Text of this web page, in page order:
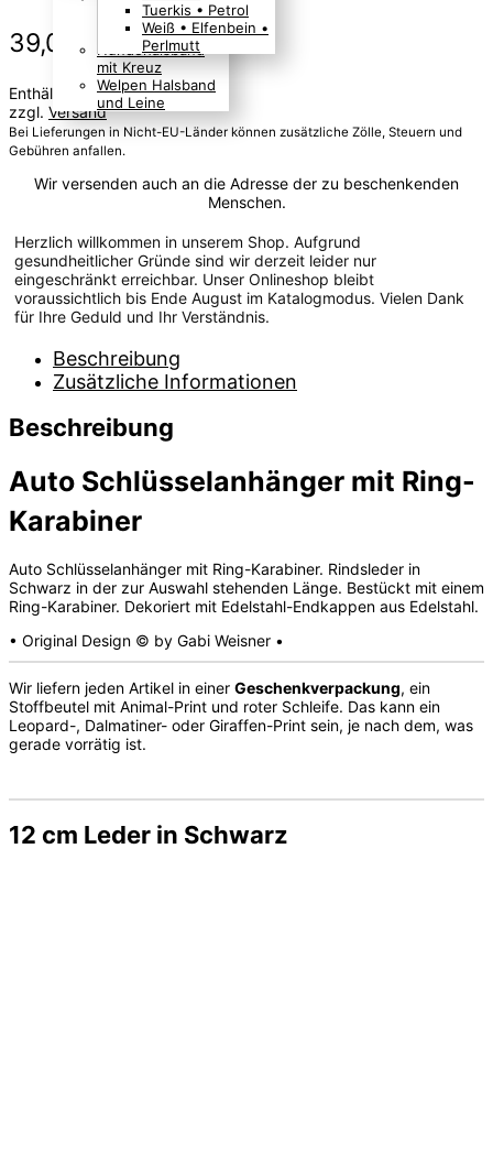
Boho Indianer
Hippie Look
Hundehalsband
mit Kreuz
Welpen Halsband
und Leine
Tuerkis • Petrol
Weiß • Elfenbein •
Perlmutt
39,00€ Preis inkl. MwSt.
Enthält MwSt
zzgl. Versand
Bei Lieferungen in Nicht-EU-Länder können zusätzliche Zölle, Steuern und
Gebühren anfallen.
Wir versenden auch an die Adresse der zu beschenkenden
Menschen.
Herzlich willkommen in unserem Shop. Aufgrund
gesundheitlicher Gründe sind wir derzeit leider nur
eingeschränkt erreichbar. Unser Onlineshop bleibt
voraussichtlich bis Ende August im Katalogmodus. Vielen Dank
für Ihre Geduld und Ihr Verständnis.
Beschreibung
Zusätzliche Informationen
Beschreibung
Auto Schlüsselanhänger mit Ring-
Karabiner
Auto Schlüsselanhänger mit Ring-Karabiner. Rindsleder in
Schwarz in der zur Auswahl stehenden Länge. Bestückt mit einem
Ring-Karabiner. Dekoriert mit Edelstahl-Endkappen aus Edelstahl.
• Original Design © by Gabi Weisner •
Wir liefern jeden Artikel in einer Geschenkverpackung, ein
Stoffbeutel mit Animal-Print und roter Schleife. Das kann ein
Leopard-, Dalmatiner- oder Giraffen-Print sein, je nach dem, was
gerade vorrätig ist.
12 cm Leder in Schwarz